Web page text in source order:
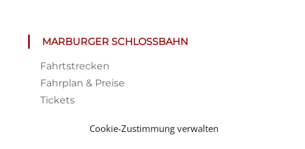
Cookie-Zustimmung verwalten
MARBURGER SCHLOSSBAHN
Fahrtstrecken
Fahrplan & Preise
Tickets
Impressionen